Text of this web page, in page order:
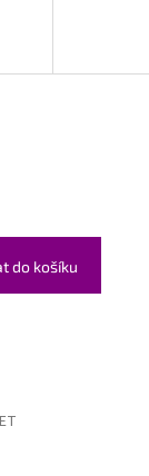
do košíku